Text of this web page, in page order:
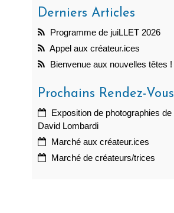
Derniers Articles
Programme de juiLLET 2026
Appel aux créateur.ices
Bienvenue aux nouvelles têtes !
Prochains Rendez-Vous
Exposition de photographies de
David Lombardi
Marché aux créateur.ices
Marché de créateurs/trices